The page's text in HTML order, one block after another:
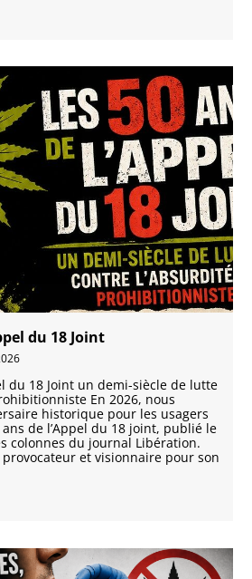
du 18 Joint
du 18 Joint un demi-siècle de lutte
En 2026, nous
historique pour les usagers
de l’Appel du 18 joint, publié le
colonnes du journal Libération.
et visionnaire pour son